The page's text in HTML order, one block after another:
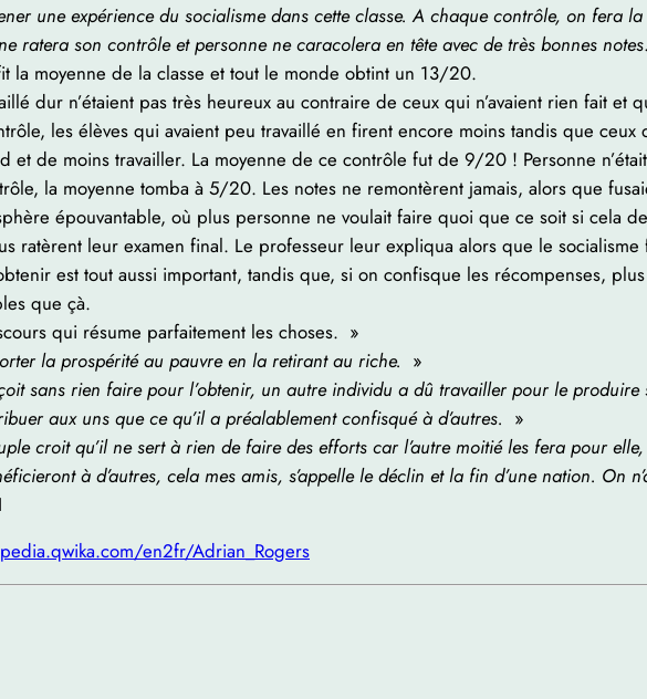
une expérience du socialisme dans cette classe. A chaque contrôle, on fera
ratera son contrôle et personne ne caracolera en tête avec de très bonnes notes
la moyenne de la classe et tout le monde obtint un 13/20.
dur n’étaient pas très heureux au contraire de ceux qui n’avaient rien fait et
les élèves qui avaient peu travaillé en firent encore moins tandis que
de moins travailler. La moyenne de ce contrôle fut de 9/20 ! Personne
la moyenne tomba à 5/20. Les notes ne remontèrent jamais, alors que
épouvantable, où plus personne ne voulait faire quoi que ce soit si cela
ratèrent leur examen final. Le professeur leur expliqua alors que le
est tout aussi important, tandis que, si on confisque les récompenses,
que çà.
qui résume parfaitement les choses. »
la prospérité au pauvre en la retirant au riche. »
sans rien faire pour l’obtenir, un autre individu a dû travailler pour le
aux uns que ce qu’il a préalablement confisqué à d’autres. »
croit qu’il ne sert à rien de faire des efforts car l’autre moitié les fera pour
à d’autres, cela mes amis, s’appelle le déclin et la fin d’une nation. On
en2fr/Adrian_Rogers